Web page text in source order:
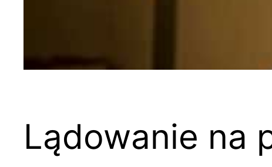
Lądowanie na